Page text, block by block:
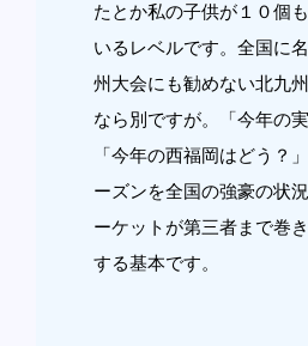
たとか私の子供が１０個
いるレベルです。全国に
州大会にも勧めない北九
なら別ですが。「今年の
「今年の西福岡はどう？
ーズンを全国の強豪の状
ーケットが第三者まで巻
する基本です。